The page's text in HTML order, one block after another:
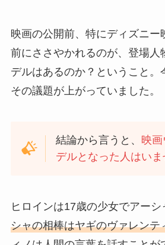
映画の公開前、特にディズニー
前にささやかれるのが、登場人
デルはあるのか？ということ。
その議題が上がっていました。
結論から言うと、 映
デルとなった人はいま
ヒロインは17歳の少女でアーシ
シャの相棒はヤギのヴァレンテ